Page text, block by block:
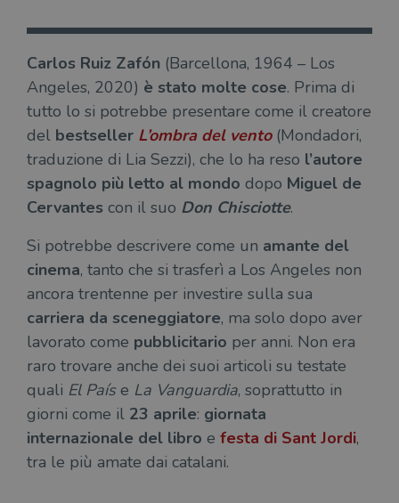
Carlos Ruiz Zafón (Barcellona, 1964 – Los
Angeles, 2020) è stato molte cose. Prima di
tutto lo si potrebbe presentare come il creatore
del bestseller L’ombra del vento(Mondadori,
traduzione di Lia Sezzi), che lo ha reso l’autore
spagnolo più letto al mondo dopo Miguel de
Cervantes con il suo Don Chisciotte.
Si potrebbe descrivere come un amante del
cinema, tanto che si trasferì a Los Angeles non
ancora trentenne per investire sulla sua
carriera da sceneggiatore, ma solo dopo aver
lavorato come pubblicitario per anni. Non era
raro trovare anche dei suoi articoli su testate
quali El Paíse La Vanguardia, soprattutto in
giorni come il 23 aprile: giornata
internazionale del libro e festa di Sant Jordi,
tra le più amate dai catalani.